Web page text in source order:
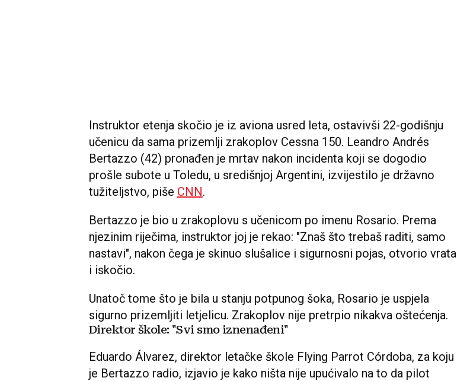
Instruktor etenja skočio je iz aviona usred leta, ostavivši 22-godišnju
učenicu da sama prizemlji zrakoplov Cessna 150. Leandro Andrés
Bertazzo (42) pronađen je mrtav nakon incidenta koji se dogodio
prošle subote u Toledu, u središnjoj Argentini, izvijestilo je državno
tužiteljstvo, piše CNN.
Bertazzo je bio u zrakoplovu s učenicom po imenu Rosario. Prema
njezinim riječima, instruktor joj je rekao: "Znaš što trebaš raditi, samo
nastavi", nakon čega je skinuo slušalice i sigurnosni pojas, otvorio vrata
i iskočio.
Unatoč tome što je bila u stanju potpunog šoka, Rosario je uspjela
sigurno prizemljiti letjelicu. Zrakoplov nije pretrpio nikakva oštećenja.
Direktor škole: "Svi smo iznenađeni"
Eduardo Álvarez, direktor letačke škole Flying Parrot Córdoba, za koju
je Bertazzo radio, izjavio je kako ništa nije upućivalo na to da pilot